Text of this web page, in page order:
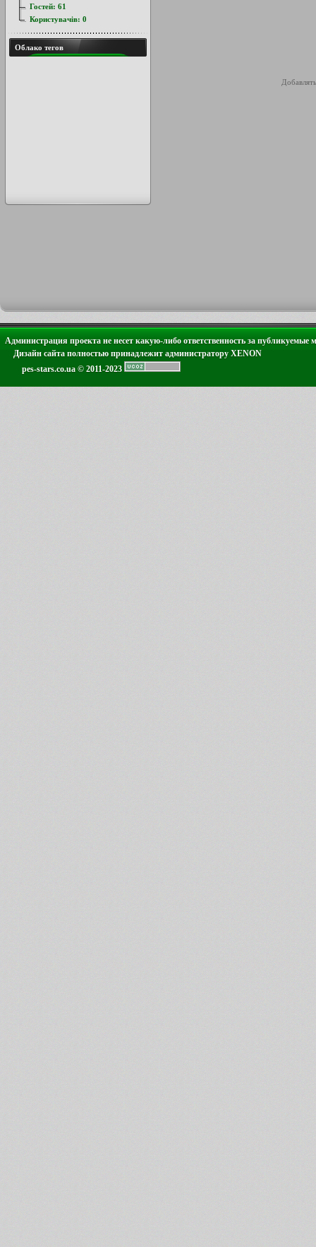
Гостей: 61
Користувачів: 0
Облако тегов
Администрация проекта не несет какую-либо ответственность за публикуемые
Дизайн сайта полностью принадлежит администратору XENON
pes-stars.co.ua © 2011-2023